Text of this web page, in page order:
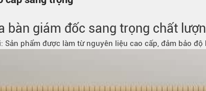
bàn giám đốc sang trọng chất
Sản phẩm được làm từ nguyên liệu cao cấp, đảm bảo